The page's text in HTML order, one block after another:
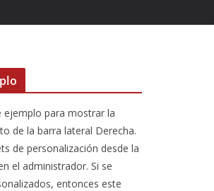
ejemplo para mostrar la
de la barra lateral Derecha.
de personalización desde la
el administrador. Si se
entonces este